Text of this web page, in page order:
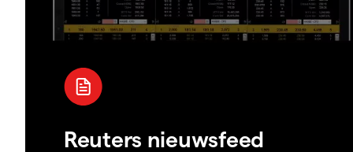
Reuters nieuwsfeed